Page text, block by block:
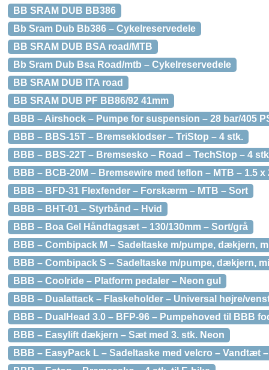
BB SRAM DUB BB386
Bb Sram Dub Bb386 – Cykelreservedele
BB SRAM DUB BSA road/MTB
Bb Sram Dub Bsa Road/mtb – Cykelreservedele
BB SRAM DUB ITA road
BB SRAM DUB PF BB86/92 41mm
BBB – Airshock – Pumpe for suspension – 28 bar/405
BBB – BBS-15T – Bremseklodser – TriStop – 4 stk.
BBB – BBS-22T – Bremsesko – Road – TechStop – 4
BBB – BCB-20M – Bremsewire med teflon – MTB – 1.5 x
BBB – BFD-31 Flexfender – Forskærm – MTB – Sort
BBB – BHT-01 – Styrbånd – Hvid
BBB – Boa Gel Håndtagsæt – 130/130mm – Sort/grå
BBB – Combipack M – Sadeltaske m/pumpe, dækjern,
BBB – Combipack S – Sadeltaske m/pumpe, dækjern,
BBB – Coolride – Platform pedaler – Neon gul
BBB – Dualattack – Flaskeholder – Universal højre/
BBB – DualHead 3.0 – BFP-96 – Pumpehoved til BBB
BBB – Easylift dækjern – Sæt med 3. stk. Neon
BBB – EasyPack L – Sadeltaske med velcro – Vandtæt